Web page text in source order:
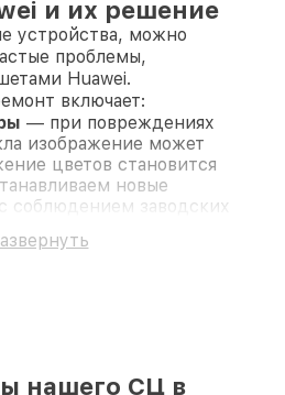
и их решение
устройства, можно
проблемы,
Huawei.
включает:
— при повреждениях
изображение может
цветов становится
новые
соблюдением заводских
— если зарядка устройства
Тестируем модуль, меняем
нашего СЦ в